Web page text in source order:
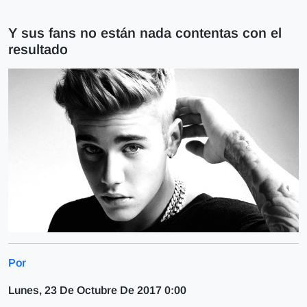
Y sus fans no están nada contentas con el
resultado
Por
Lunes, 23 De Octubre De 2017 0:00